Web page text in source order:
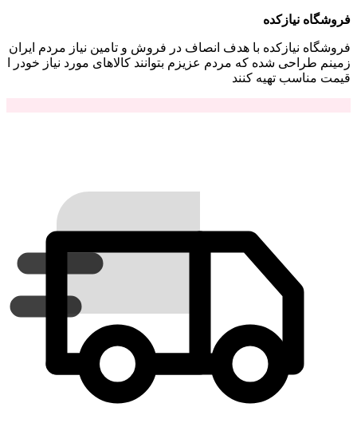
فروشگاه نیازکده
فروشگاه نیازکده با هدف انصاف در فروش و تامین نیاز مردم ایران
زمینم طراحی شده که مردم عزیزم بتوانند کالاهای مورد نیاز خودر ا
قیمت مناسب تهیه کنند